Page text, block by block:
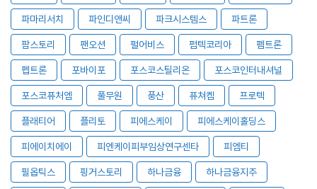
파마리서치 파인디앤씨 파크시스템스 파트론
팜스토리 팬오션 펄어비스 펌텍코리아 펨트론
펩트론 포바이포 포스코스틸리온 포스코인터내셔널
포스코퓨처엠 풀무원 풍산 퓨쳐켐 프로텍
플래티어 플리토 피에스케이 피에스케이홀딩스
피에이치에이 피엔케이피부임상연구센타 피엠티
필옵틱스 핑거스토리 하나금융 하나금융지주